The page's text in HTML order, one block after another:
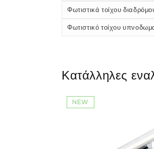
Φωτιστικά τοίχου
Φωτιστικό τοίχου
Κατάλληλες
NEW